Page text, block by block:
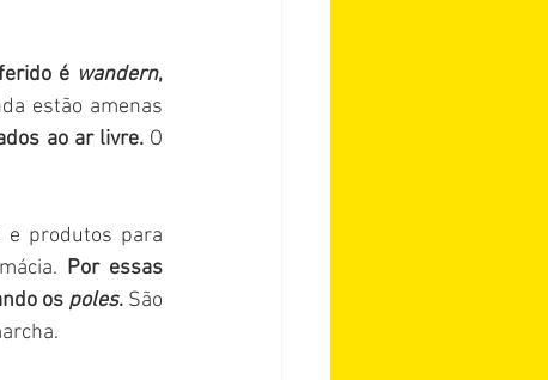
é wandern,
estão amenas
ao ar livre. O
e produtos para
Por essas
os poles. São